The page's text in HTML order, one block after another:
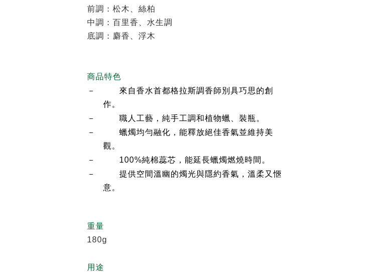
前調：松木、絲柏
中調：百里香、水生調
底調：麝香、浮木
商品特色
－
來自香水首都格拉斯調香師別具巧思的創
作。
－
職人工藝，純手工調和植物蠟、裝瓶。
－
蠟燭均勻融化，能釋放絕佳香氣並維持美
觀。
－
100%純棉蕊芯，能延長蠟燭燃燒時間。
－
提供空間溫幽的燭光與隱約香氣，溫柔又愜
意。
重量
180g
用途